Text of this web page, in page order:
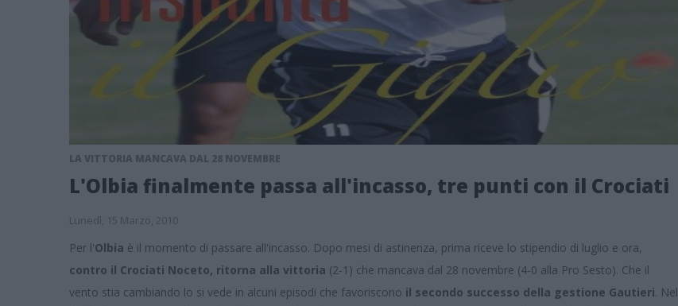
LA VITTORIA MANCAVA DAL 28 NOVEMBRE
L'Olbia finalmente passa all'incasso, tre punti con il Crociati
Lunedì, 15 Marzo, 2010
Per l'Olbia è il momento di passare all'incasso. Dopo mesi di astinenza, prima riceve lo stipendio di luglio e ora,
contro il Crociati Noceto, ritorna alla vittoria (2-1) che mancava dal 28 novembre (4-0 alla Pro Sesto). Che il
vento stia cambiando lo si vede in alcuni episodi che favoriscono il secondo successo della gestione Gautieri. Nel